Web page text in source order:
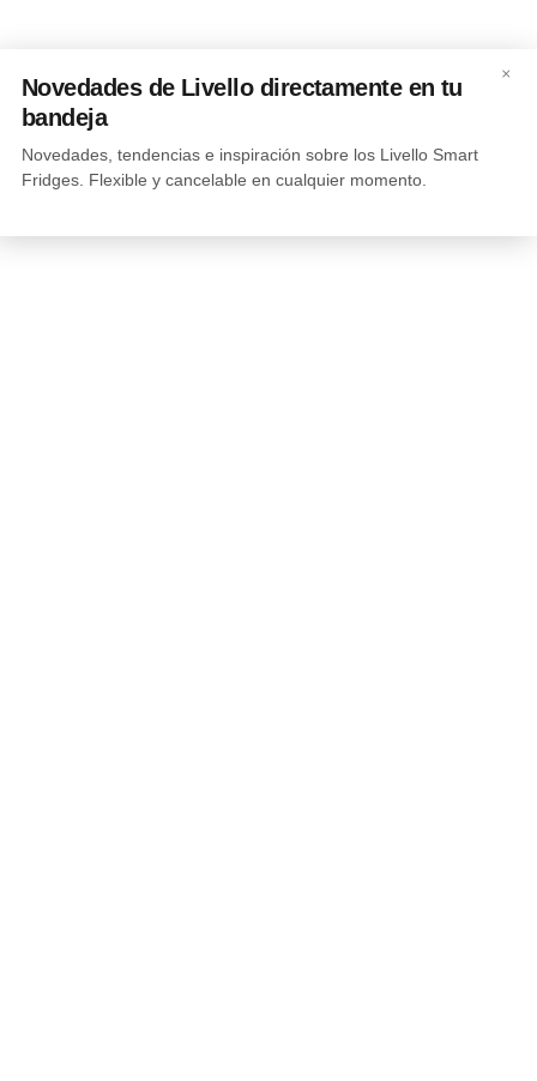
×
Novedades de Livello directamente en tu
bandeja
Novedades, tendencias e inspiración sobre los Livello Smart
Fridges. Flexible y cancelable en cualquier momento.